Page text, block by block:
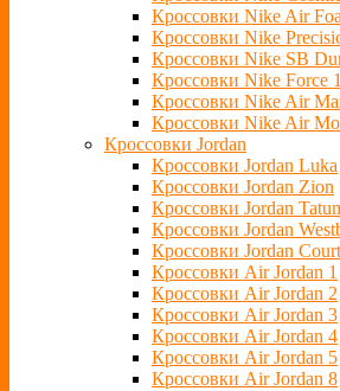
Кроссовки Nike Air
Кроссовки Nike
Кроссовки Nike SB
Кроссовки Nike Force 1
Кроссовки Nike Air
Кроссовки Nike Air
Кроссовки Jordan
Кроссовки Jordan Luka
Кроссовки Jordan Zion
Кроссовки Jordan
Кроссовки Jordan
Кроссовки Jordan
Кроссовки Air Jordan 1
Кроссовки Air Jordan 2
Кроссовки Air Jordan 3
Кроссовки Air Jordan 4
Кроссовки Air Jordan 5
Кроссовки Air Jordan 8